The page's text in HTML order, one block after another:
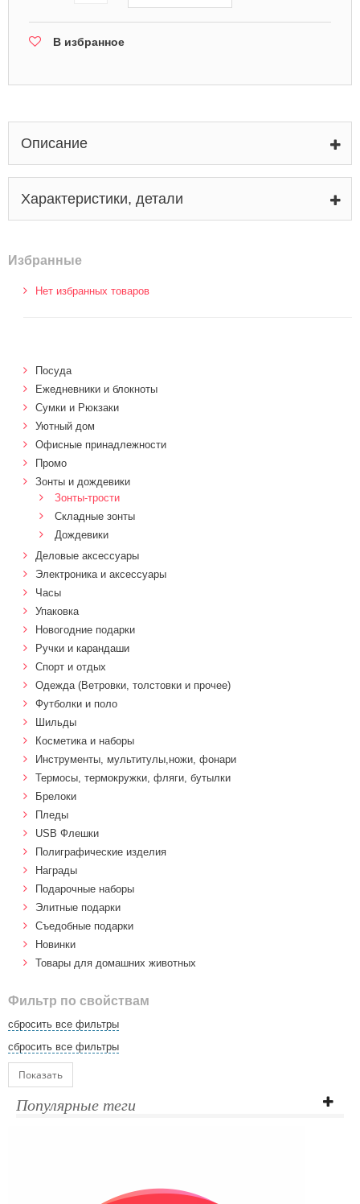
В избранное
Описание
Характеристики, детали
Избранные
Нет избранных товаров
Посуда
Ежедневники и блокноты
Сумки и Рюкзаки
Уютный дом
Офисные принадлежности
Промо
Зонты и дождевики
Зонты-трости
Складные зонты
Дождевики
Деловые аксессуары
Электроника и аксессуары
Часы
Упаковка
Новогодние подарки
Ручки и карандаши
Спорт и отдых
Одежда (Ветровки, толстовки и прочее)
Футболки и поло
Шильды
Косметика и наборы
Инструменты, мультитулы,ножи, фонари
Термосы, термокружки, фляги, бутылки
Брелоки
Пледы
USB Флешки
Полиграфические изделия
Награды
Подарочные наборы
Элитные подарки
Cъедобные подарки
Новинки
Товары для домашних животных
Фильтр по свойствам
сбросить все фильтры
сбросить все фильтры
Показать
Популярные теги